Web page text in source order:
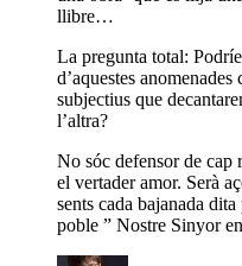
llibre…
La pregunta total:
d’aquestes
subjectius que
l’altra?
No sóc defensor de
el vertader amor. Serà
sents cada bajanada
poble ” Nostre Sinyor